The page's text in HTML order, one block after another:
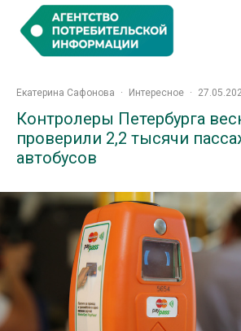
Екатерина Сафонова · Интересное ·
Контролеры Петербурга
проверили 2,2 тысячи
автобусов